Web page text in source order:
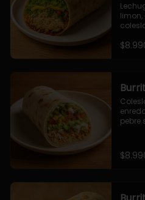
limon,
pebre